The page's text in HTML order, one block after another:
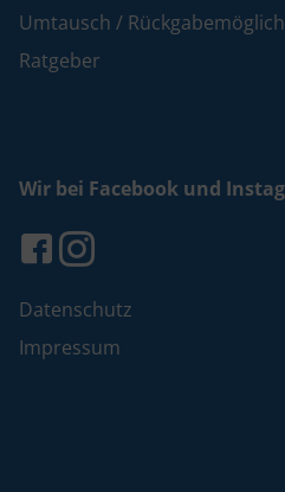
Umtausch /
Ratgeber
Wir bei Facebook und
Datenschutz
Impressum